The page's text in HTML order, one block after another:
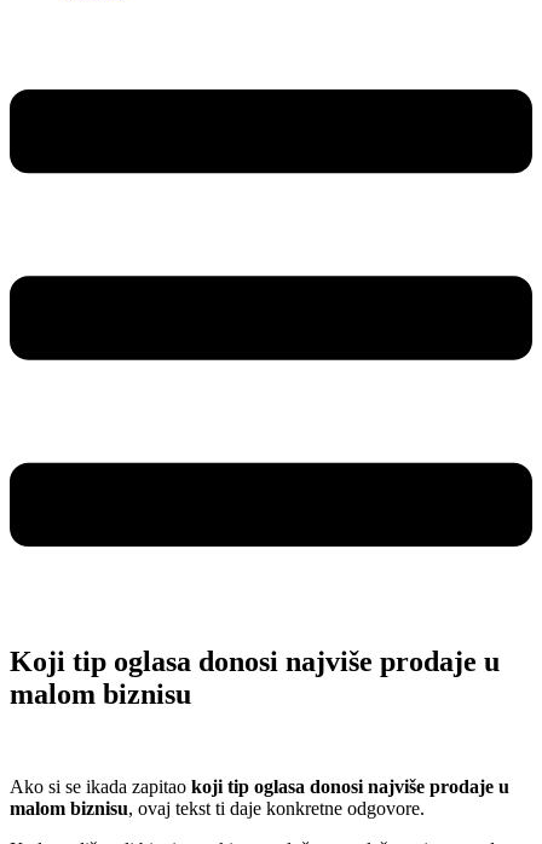
Koji tip oglasa donosi najviše prodaje u
malom biznisu
Ako si se ikada zapitao koji tip oglasa donosi najviše prodaje u
malom biznisu, ovaj tekst ti daje konkretne odgovore.